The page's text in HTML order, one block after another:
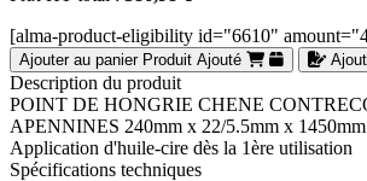
[alma-product-eligibility id="6610"
Ajouter au panier Produit Ajouté
Description du produit
POINT DE HONGRIE CHENE
APENNINES 240mm x 22/5.5mm x
Application d'huile-cire dès la 1ère utilisation
Spécifications techniques